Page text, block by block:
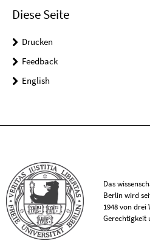
Diese Seite
Drucken
Feedback
English
Das
Berlin wird
1948 von
Gerechtigkeit